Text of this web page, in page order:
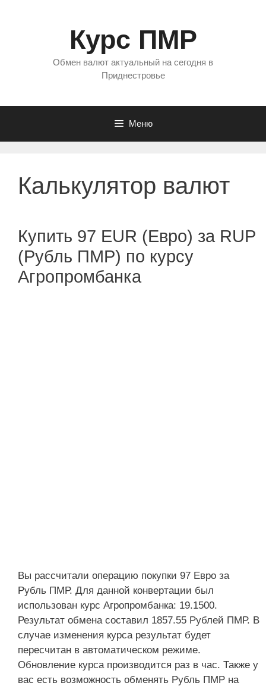
Курс ПМР
Обмен валют актуальный на сегодня в
Приднестровье
Меню
Калькулятор валют
Купить 97 EUR (Евро) за RUP
(Рубль ПМР) по курсу
Агропромбанка
Вы рассчитали операцию покупки 97 Евро за
Рубль ПМР. Для данной конвертации был
использован курс Агропромбанка: 19.1500.
Результат обмена составил 1857.55 Рублей ПМР. В
случае изменения курса результат будет
пересчитан в автоматическом режиме.
Обновление курса производится раз в час. Также у
вас есть возможность обменять Рубль ПМР на